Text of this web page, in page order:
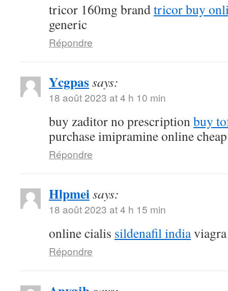
tricor 160mg brandtricor buy
generic
Répondre
Ycgpassays:
18 août 2023 at 4 h 10 min
buy zaditor no prescriptionbuy
purchase imipramine online cheap
Répondre
Hlpmeisays:
18 août 2023 at 4 h 15 min
online cialis sildenafil india
Répondre